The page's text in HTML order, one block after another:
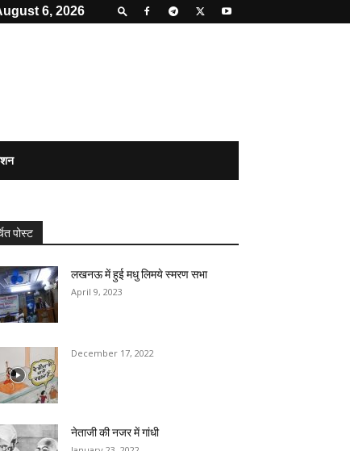
6, 2026
पोस्ट
लखनऊ में हुई मधु लिमये स्मरण सभा
April 9, 2023
December 17, 2022
नेताजी की नजर में गांधी